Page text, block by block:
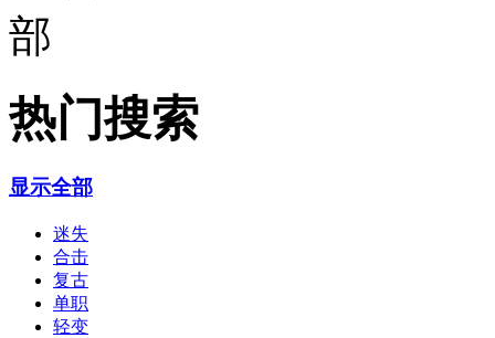
热门搜索
显示全部
迷失
合击
复古
单职
轻变